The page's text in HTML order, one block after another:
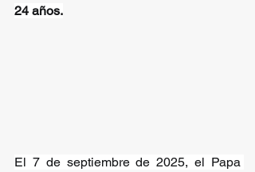
24 años.
El 7 de septiembre de 2025, el Papa